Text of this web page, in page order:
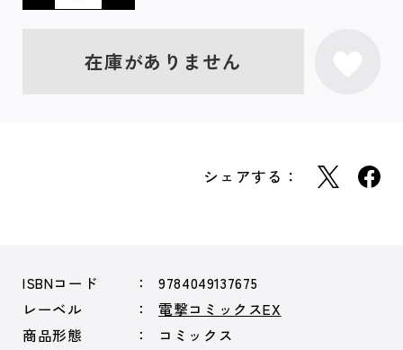
在庫がありません
シェアする：
ISBNコード
9784049137675
レーベル
電撃コミックスEX
商品形態
コミックス